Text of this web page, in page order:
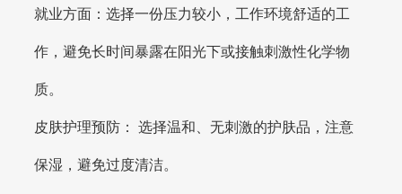
就业方面：选择一份压力较小，工作环境舒适的工
作，避免长时间暴露在阳光下或接触刺激性化学物
质。
皮肤护理预防： 选择温和、无刺激的护肤品，注意
保湿，避免过度清洁。